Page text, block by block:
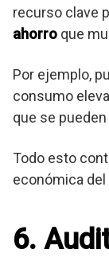
recurso clave
ahorro que
Por ejemplo,
consumo
que se
Todo esto
económica
6.